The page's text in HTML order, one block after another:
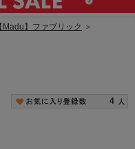
【Madu】ファブリック ＞
4